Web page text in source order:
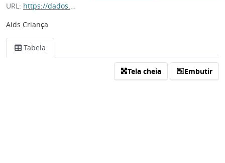
URL: https://dados.es.gov.br/dataset/ca504ac7-70da-4f5e-a0ab-3bd625656790/resource/a87f59d1-7eda-461e-a236-968f05bdd9af/download/aids_em_criancas.csv
Aids Criança
Tabela
Tela cheia Embutir